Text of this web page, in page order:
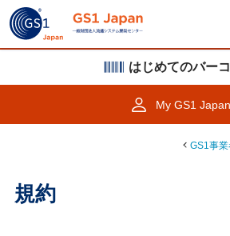
はじめてのバー
My GS1 Japan
GS1事
規約